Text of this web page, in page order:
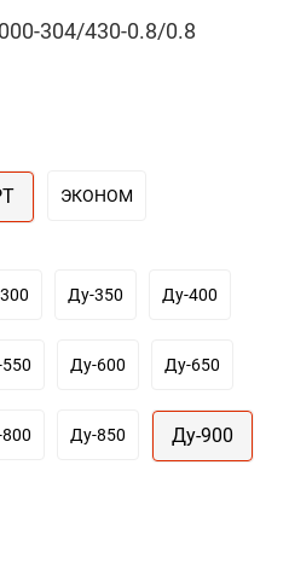
304/430-0.8/0.8
ЭКОНОМ
Ду-350 Ду-400
Ду-600 Ду-650
Ду-850 Ду-900